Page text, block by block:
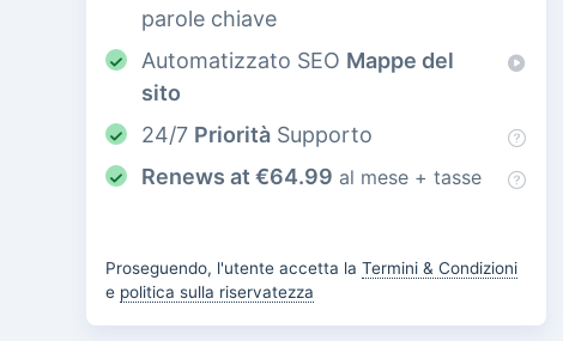
parole chiave
Automatizzato SEO Mappe del
sito
24/7 Priorità Supporto
Renews at €64.99 al mese + tasse
Proseguendo, l'utente accetta la Termini & Condizioni
e politica sulla riservatezza